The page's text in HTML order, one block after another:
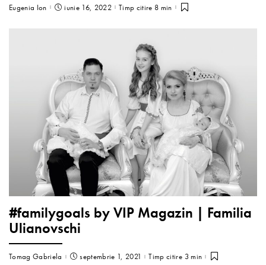
Eugenia Ion iunie 16, 2022 Timp citire 8 min
#familygoals by VIP Magazin | Familia
Ulianovschi
Tomag Gabriela septembrie 1, 2021 Timp citire 3 min